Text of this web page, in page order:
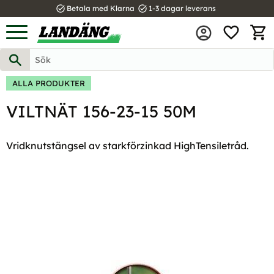
Meny
task_alt Betala med Klarna task_alt 1-3 dagar leverans
ALLA PRODUKTER
VILTNÄT 156-23-15 50M
Vridknutstängsel av starkförzinkad HighTensiletråd.